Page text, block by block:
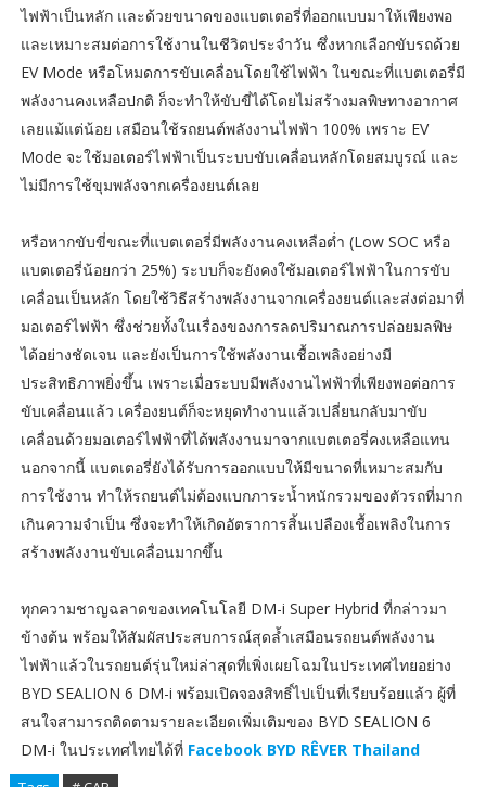
ไฟฟ้าเป็นหลัก และด้วยขนาดของแบตเตอรี่ที่ออกแบบมาให้เพียงพอ
และเหมาะสมต่อการใช้งานในชีวิตประจำวัน ซึ่งหากเลือกขับรถด้วย
EV Mode หรือโหมดการขับเคลื่อนโดยใช้ไฟฟ้า ในขณะที่แบตเตอรี่มี
พลังงานคงเหลือปกติ ก็จะทำให้ขับขี่ได้โดยไม่สร้างมลพิษทางอากาศ
เลยแม้แต่น้อย เสมือนใช้รถยนต์พลังงานไฟฟ้า 100% เพราะ EV
Mode จะใช้มอเตอร์ไฟฟ้าเป็นระบบขับเคลื่อนหลักโดยสมบูรณ์ และ
ไม่มีการใช้ขุมพลังจากเครื่องยนต์เลย
หรือหากขับขี่ขณะที่แบตเตอรี่มีพลังงานคงเหลือต่ำ (Low SOC หรือ
แบตเตอรี่น้อยกว่า 25%) ระบบก็จะยังคงใช้มอเตอร์ไฟฟ้าในการขับ
เคลื่อนเป็นหลัก โดยใช้วิธีสร้างพลังงานจากเครื่องยนต์และส่งต่อมาที่
มอเตอร์ไฟฟ้า ซึ่งช่วยทั้งในเรื่องของการลดปริมาณการปล่อยมลพิษ
ได้อย่างชัดเจน และยังเป็นการใช้พลังงานเชื้อเพลิงอย่างมี
ประสิทธิภาพยิ่งขึ้น เพราะเมื่อระบบมีพลังงานไฟฟ้าที่เพียงพอต่อการ
ขับเคลื่อนแล้ว เครื่องยนต์ก็จะหยุดทำงานแล้วเปลี่ยนกลับมาขับ
เคลื่อนด้วยมอเตอร์ไฟฟ้าที่ได้พลังงานมาจากแบตเตอรี่คงเหลือแทน
นอกจากนี้ แบตเตอรี่ยังได้รับการออกแบบให้มีขนาดที่เหมาะสมกับ
การใช้งาน ทำให้รถยนต์ไม่ต้องแบกภาระน้ำหนักรวมของตัวรถที่มาก
เกินความจำเป็น ซึ่งจะทำให้เกิดอัตราการสิ้นเปลืองเชื้อเพลิงในการ
สร้างพลังงานขับเคลื่อนมากขึ้น
ทุกความชาญฉลาดของเทคโนโลยี DM-i Super Hybrid ที่กล่าวมา
ข้างต้น พร้อมให้สัมผัสประสบการณ์สุดล้ำเสมือนรถยนต์พลังงาน
ไฟฟ้าแล้วในรถยนต์รุ่นใหม่ล่าสุดที่เพิ่งเผยโฉมในประเทศไทยอย่าง
BYD SEALION 6 DM-i พร้อมเปิดจองสิทธิ์ไปเป็นที่เรียบร้อยแล้ว ผู้ที่
สนใจสามารถติดตามรายละเอียดเพิ่มเติมของ BYD SEALION 6
DM-i ในประเทศไทยได้ที่ Facebook BYD RÊVER Thailand